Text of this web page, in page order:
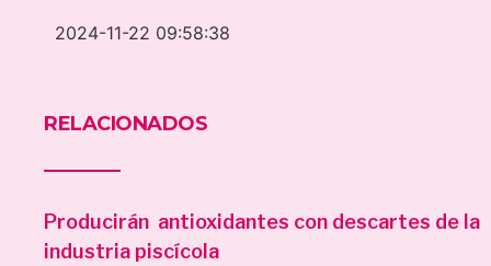
2024-11-22 09:58:38
RELACIONADOS
Producirán antioxidantes con descartes de la
industria piscícola